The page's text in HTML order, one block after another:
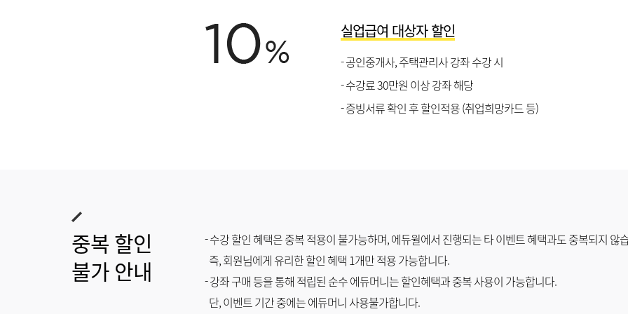
실업급여 대상자 할인
- 공인중개사, 주택관리사 강좌 수강 시
- 수강료 30만원 이상 강좌 해당
- 증빙서류 확인 후 할인적용 (취업희망카드 등)
중복 할인
불가 안내
- 수강 할인 혜택은 중복 적용이 불가능하며, 에듀윌에서 진행되는 타 이벤트 혜택과도 중복되지 않
즉, 회원님에게 유리한 할인 혜택 1개만 적용 가능합니다.
- 강좌 구매 등을 통해 적립된 순수 에듀머니는 할인혜택과 중복 사용이 가능합니다.
단, 이벤트 기간 중에는 에듀머니 사용불가합니다.